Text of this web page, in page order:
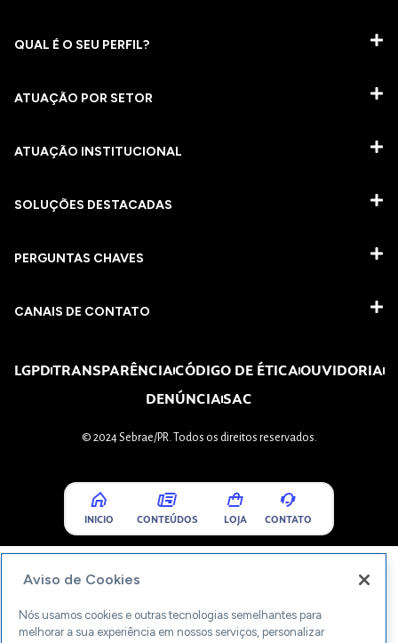
QUAL É O SEU PERFIL?
ATUAÇÃO POR SETOR
ATUAÇÃO INSTITUCIONAL
SOLUÇÕES DESTACADAS
PERGUNTAS CHAVES​
CANAIS DE CONTATO
LGPDTRANSPARÊNCIACÓDIGO DE ÉTICAOUVIDORIA
DENÚNCIASAC
© 2024 Sebrae/PR. Todos os direitos reservados.
INICIO CONTEÚDOS LOJA CONTATO
Aviso de Cookies
Nós usamos cookies e outras tecnologias semelhantes para
melhorar a sua experiência em nossos serviços, personalizar